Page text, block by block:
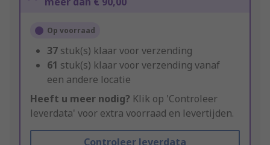
Op voorraad
37 stuk(s) klaar voor verzending
61 stuk(s) klaar voor verzending vanaf
een andere locatie
Heeft u meer nodig? Klik op 'Controleer
leverdata' voor extra voorraad en levertijden.
Controleer leverdata